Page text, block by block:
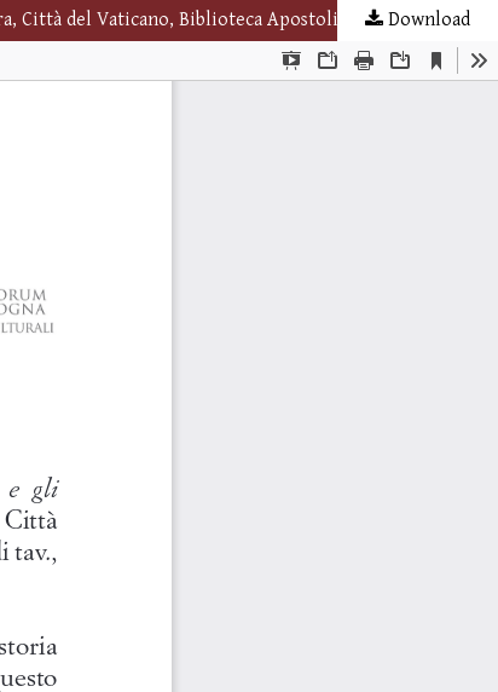
del Vaticano, Biblioteca Apostolica Vaticana, 2018
Download